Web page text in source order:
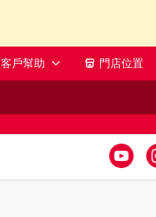
客戶幫助 門店位置